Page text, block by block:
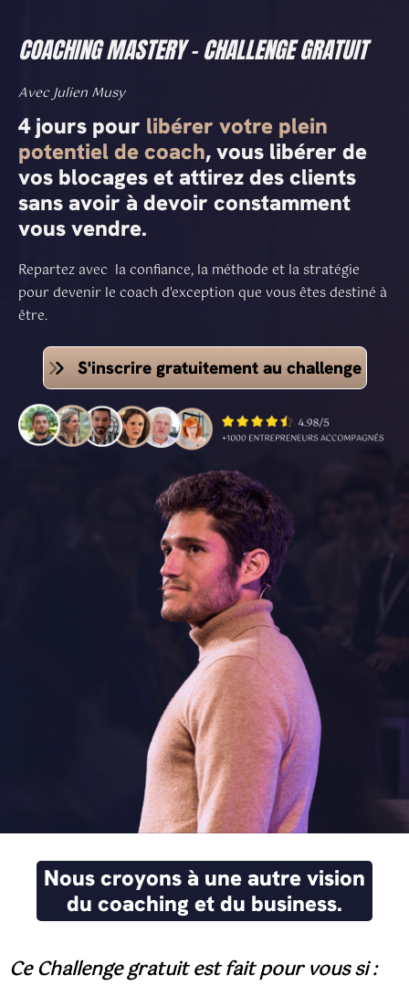
COACHING MASTERY - CHALLENGE GRATUIT
Avec Julien Musy
4 jours pour libérer votre plein
potentiel de coach, vous libérer de
vos blocages et attirez des clients
sans avoir à devoir constamment
vous vendre.
Repartez avec la confiance, la méthode et la stratégie
pour devenir le coach d'exception que vous êtes destiné à
être.
S'inscrire gratuitement au challenge
Nous croyons à une autre vision
du coaching et du business.
Ce Challenge gratuit est fait pour vous si :